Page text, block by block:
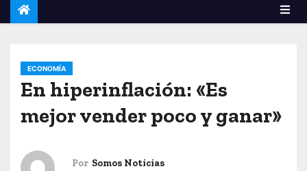
ECONOMÍA
En hiperinflación: «Es
mejor vender poco y ganar»
Por Somos Noticias